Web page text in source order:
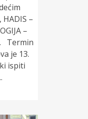
HADIS –
–
Termin
je 13.
ispiti